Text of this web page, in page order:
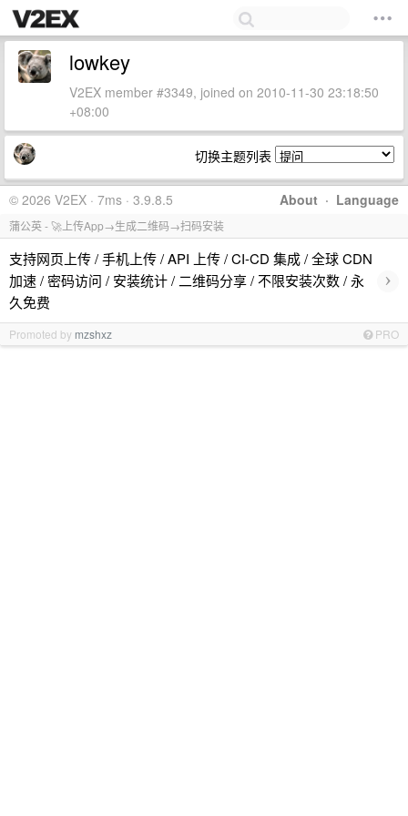
lowkey
V2EX member #3349, joined on 2010-11-30 23:18:50
+08:00
切换主题列表
About · Language
© 2026 V2EX · 7ms · 3.9.8.5
蒲公英 - 🚀上传App→生成二维码→扫码安装
支持网页上传 / 手机上传 / API 上传 / CI-CD 集成 / 全球 CDN
加速 / 密码访问 / 安装统计 / 二维码分享 / 不限安装次数 / 永
久免费
›
Promoted by mzshxz PRO